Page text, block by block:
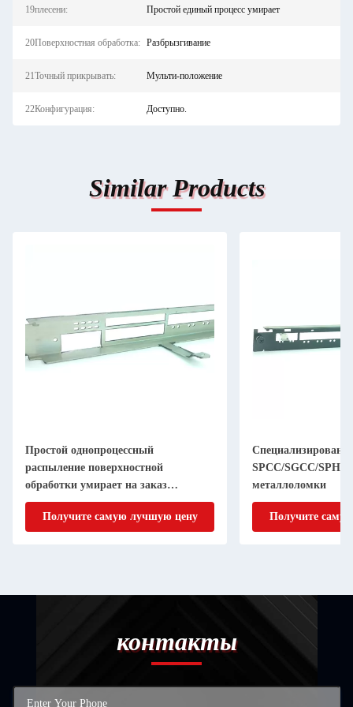
19плесени: Простой единый процесс умирает
20Поверхностная обработка: Разбрызгивание
21Точный прикрывать: Мульти-положение
22Конфигурация: Доступно.
Similar Products
Простой однопроцессный
распыление поверхностной
обработки умирает на заказ
углеродистая стальная скобка
Получите самую лучшую цену
SPCC/SGCC/SPHC
металлоломки
Получите
контакты